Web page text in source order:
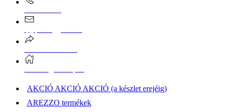
AKCIÓ AKCIÓ AKCIÓ (a készlet erejéig)
AREZZO termékek